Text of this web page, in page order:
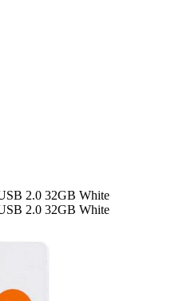
2.0 32GB White
2.0 32GB White